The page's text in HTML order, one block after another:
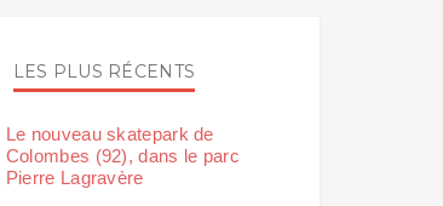
LES PLUS RÉCENTS
Le nouveau skatepark de
Colombes (92), dans le parc
Pierre Lagravère